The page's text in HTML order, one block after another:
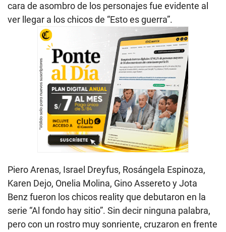
cara de asombro de los personajes fue evidente al
ver llegar a los chicos de “Esto es guerra”.
Piero Arenas, Israel Dreyfus, Rosángela Espinoza,
Karen Dejo, Onelia Molina, Gino Assereto y Jota
Benz fueron los chicos reality que debutaron en la
serie “Al fondo hay sitio”. Sin decir ninguna palabra,
pero con un rostro muy sonriente, cruzaron en frente